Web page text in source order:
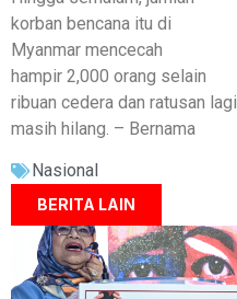
korban bencana itu di
Myanmar mencecah
hampir 2,000 orang selain
ribuan cedera dan ratusan lagi
masih hilang. – Bernama
Nasional
BERITA LAIN